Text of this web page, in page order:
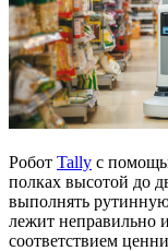
Робот Tally с
полках высотой до
выполнять рутинную
лежит неправильно
соответствием